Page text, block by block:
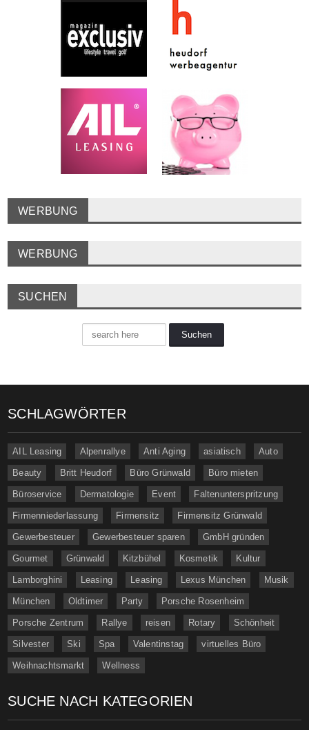
WERBUNG
WERBUNG
SUCHEN
SCHLAGWÖRTER
AIL Leasing Alpenrallye Anti Aging asiatisch Auto
Beauty Britt Heudorf Büro Grünwald Büro mieten
Büroservice Dermatologie Event Faltenunterspritzung
Firmenniederlassung Firmensitz Firmensitz Grünwald
Gewerbesteuer Gewerbesteuer sparen GmbH gründen
Gourmet Grünwald Kitzbühel Kosmetik Kultur
Lamborghini Leasing Leasing Lexus München Musik
München Oldtimer Party Porsche Rosenheim
Porsche Zentrum Rallye reisen Rotary Schönheit
Silvester Ski Spa Valentinstag virtuelles Büro
Weihnachtsmarkt Wellness
SUCHE NACH KATEGORIEN